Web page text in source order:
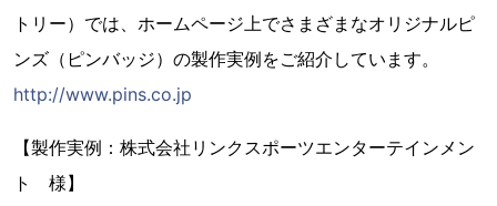
トリー）では、ホームページ上でさまざまなオリジナルピ
ンズ（ピンバッジ）の製作実例をご紹介しています。
http://www.pins.co.jp
【製作実例：株式会社リンクスポーツエンターテインメン
ト 様】